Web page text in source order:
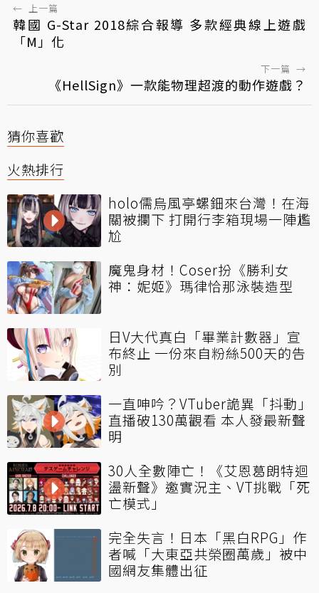
← 上一篇
韓國 G-Star 2018綜合報導 多款經典線上遊戲
「M」化
下一篇 →
《HellSign》一款能物理超渡的動作遊戲？
猜你喜歡
火熱排行
holo儒烏風亭螺鈿來台灣！在海
關被攔下 打開行李箱現場一陣尷
尬
魔鬼身材！Coser扮《勝利女
神：妮姬》瑪律恰那泳裝造型
日V大代真白「畢業計數器」宣
布終止 一份來自粉絲500天的告
別
一直呻吟？VTuber詭異「抖動」
直播破130萬觀看 本人發最新聲
明
30人全數陣亡！《艾恩葛朗特迴
盪新聲》邀實況主、VT挑戰「死
亡模式」
完全失言！日本「黑白RPG」作
者喊「大東亞共榮圈萬歲」被中
國網友集體出征